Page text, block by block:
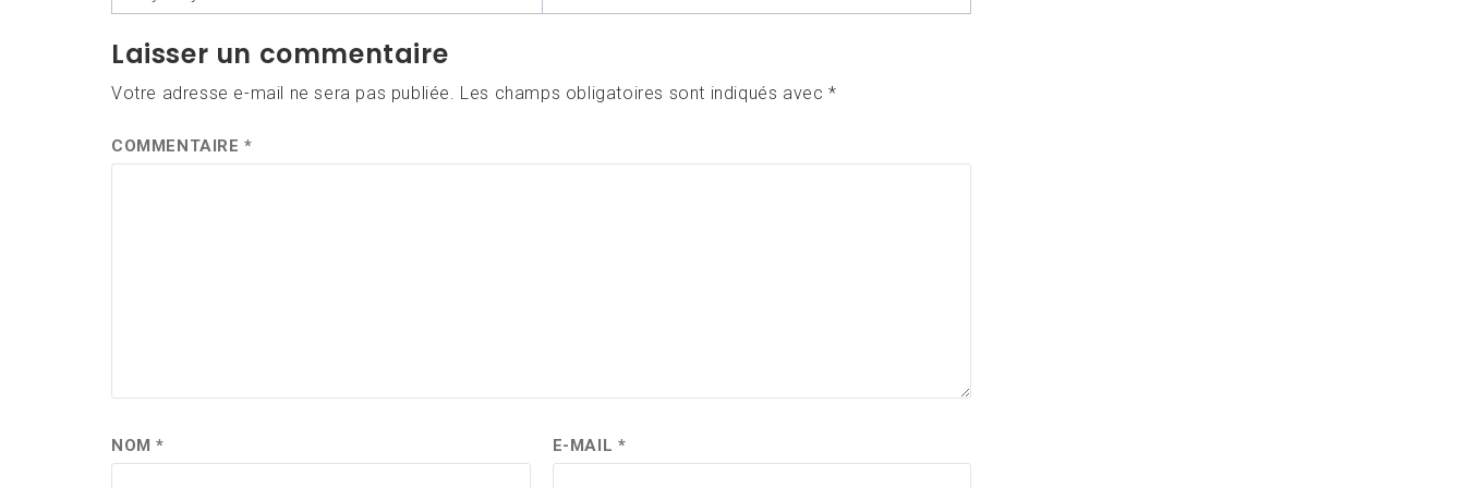
l’article
Laisser un commentaire
Votre adresse e-mail ne sera pas publiée. Les champs obligatoires sont indiqués avec*
COMMENTAIRE*
NOM* E-MAIL *